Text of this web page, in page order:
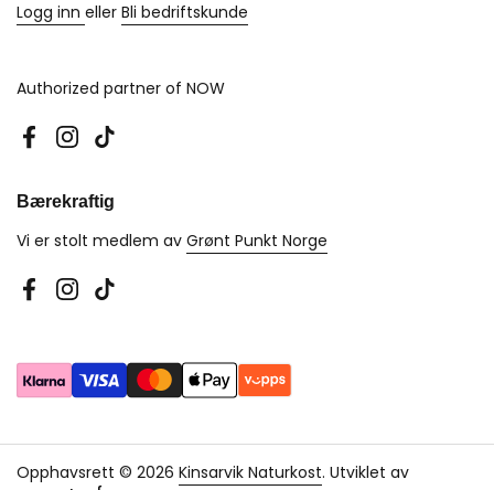
Logg inn eller Bli bedriftskunde
Authorized partner of NOW
Facebook
Instagram
TikTok
Bærekraftig
Vi er stolt medlem av Grønt Punkt Norge
Facebook
Instagram
TikTok
Opphavsrett © 2026 Kinsarvik Naturkost. Utviklet av